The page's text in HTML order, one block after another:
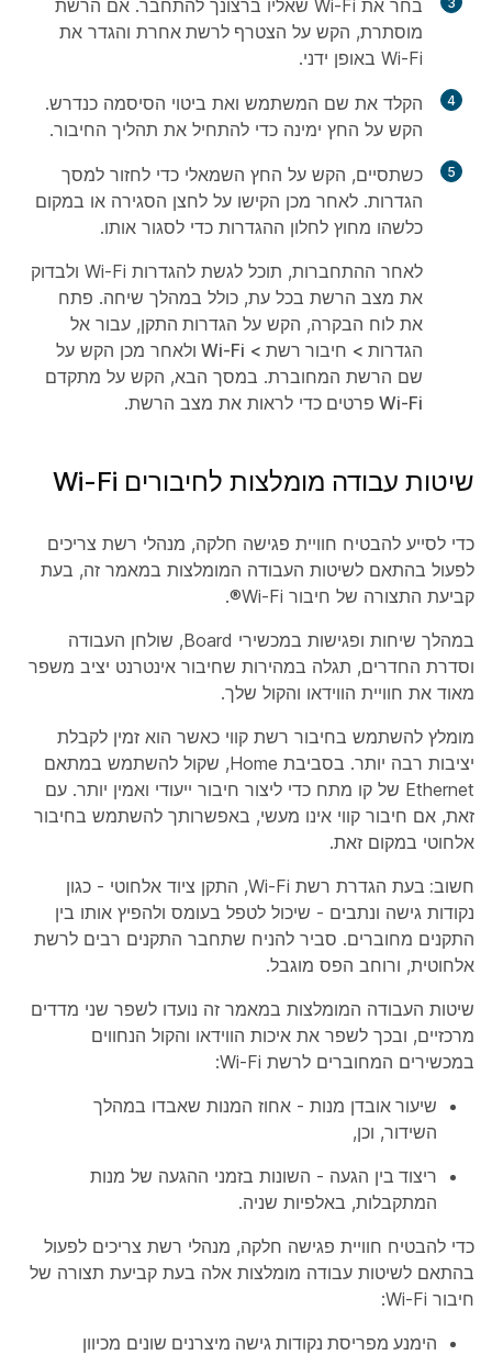
בחר את Wi-Fi שאליו ברצונך להתחבר. אם הרשת
מוסתרת, הקש על הצטרף לרשת אחרת והגדר את
Wi-Fi באופן ידני.
4
הקלד את שם המשתמש ואת ביטוי הסיסמה כנדרש.
הקש על החץ ימינה כדי להתחיל את תהליך החיבור.
5
כשתסיים, הקש על החץ השמאלי כדי לחזור למסך
הגדרות. לאחר מכן הקישו על לחצן הסגירה או במקום
כלשהו מחוץ לחלון ההגדרות כדי לסגור אותו.
לאחר ההתחברות, תוכל לגשת להגדרות Wi-Fi ולבדוק
את מצב הרשת בכל עת, כולל במהלך שיחה. פתח
את לוח הבקרה, הקש על הגדרות התקן, עבור אל
הגדרות > חיבור רשת > Wi-Fi
ולאחר מכן הקש על
שם הרשת המחוברת. במסך הבא, הקש על מתקדם
Wi-Fi פרטים
כדי לראות את מצב הרשת.
שיטות עבודה מומלצות לחיבורים Wi-Fi
כדי לסייע להבטיח חוויית פגישה חלקה, מנהלי רשת צריכים
לפעול בהתאם לשיטות העבודה המומלצות במאמר זה, בעת
קביעת התצורה של חיבור Wi-Fi®.
במהלך שיחות ופגישות במכשירי Board, שולחן העבודה
וסדרת החדרים, תגלה במהירות שחיבור אינטרנט יציב משפר
מאוד את חוויית הווידאו והקול שלך.
מומלץ להשתמש בחיבור רשת קווי כאשר הוא זמין לקבלת
יציבות רבה יותר. בסביבת Home, שקול להשתמש במתאם
Ethernet של קו מתח כדי ליצור חיבור ייעודי ואמין יותר. עם
זאת, אם חיבור קווי אינו מעשי, באפשרותך להשתמש בחיבור
אלחוטי במקום זאת.
חשוב:
בעת הגדרת רשת Wi-Fi, התקן ציוד אלחוטי - כגון
נקודות גישה ונתבים - שיכול לטפל בעומס ולהפיץ אותו בין
התקנים מחוברים. סביר להניח שתחבר התקנים רבים לרשת
אלחוטית, ורוחב הפס מוגבל.
שיטות העבודה המומלצות במאמר זה נועדו לשפר שני מדדים
מרכזיים, ובכך לשפר את איכות הווידאו והקול הנחווים
במכשירים המחוברים לרשת Wi-Fi:
שיעור אובדן מנות - אחוז המנות שאבדו במהלך
השידור, וכן,
ריצוד בין הגעה - השונות בזמני ההגעה של מנות
המתקבלות, באלפיות שניה.
כדי להבטיח חוויית פגישה חלקה, מנהלי רשת צריכים לפעול
בהתאם לשיטות עבודה מומלצות אלה בעת קביעת תצורה של
חיבור Wi-Fi:
הימנע מפריסת נקודות גישה מיצרנים שונים מכיוון